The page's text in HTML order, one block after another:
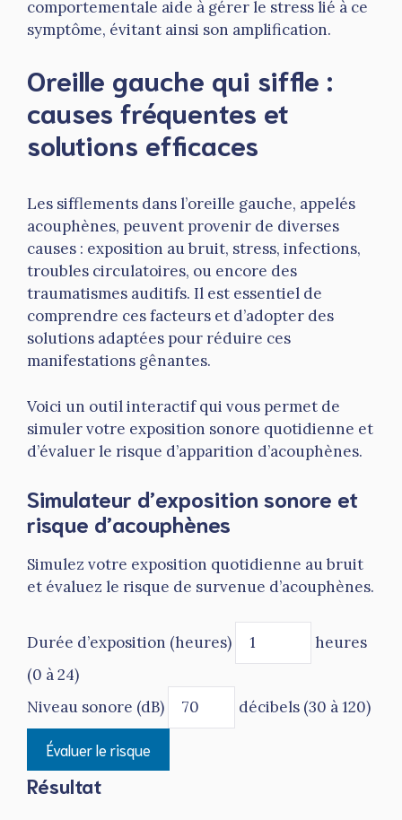
comportementale aide à gérer le stress lié à ce
symptôme, évitant ainsi son amplification.
Oreille gauche qui siffle :
causes fréquentes et
solutions efficaces
Les sifflements dans l’oreille gauche, appelés
acouphènes, peuvent provenir de diverses
causes : exposition au bruit, stress, infections,
troubles circulatoires, ou encore des
traumatismes auditifs. Il est essentiel de
comprendre ces facteurs et d’adopter des
solutions adaptées pour réduire ces
manifestations gênantes.
Voici un outil interactif qui vous permet de
simuler votre exposition sonore quotidienne et
d’évaluer le risque d’apparition d’acouphènes.
Simulateur d’exposition sonore et
risque d’acouphènes
Simulez votre exposition quotidienne au bruit
et évaluez le risque de survenue d’acouphènes.
Durée d’exposition (heures)
heures
(0 à 24)
Niveau sonore (dB)
décibels (30 à 120)
Évaluer le risque
Résultat